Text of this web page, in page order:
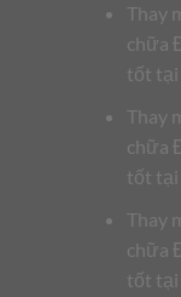
Thay
chữa
tốt tại
Thay
chữa
tốt tại
Thay
chữa
tốt tại